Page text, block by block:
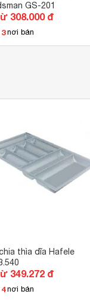
GS-201
308.000 đ
3 nơi bán
thìa dĩa Hafele
349.272 đ
4 nơi bán